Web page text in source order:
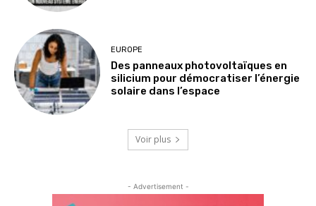
EUROPE
Des panneaux photovoltaïques en
silicium pour démocratiser l’énergie
solaire dans l’espace
Voir plus
- Advertisement -